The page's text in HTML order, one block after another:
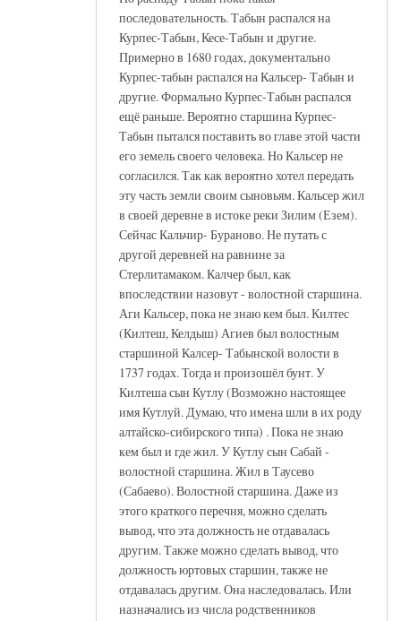
последовательность. Табын распался на
Курпес-Табын, Кесе-Табын и другие.
Примерно в 1680 годах, документально
Курпес-табын распался на Кальсер- Табын и
другие. Формально Курпес-Табын распался
ещё раньше. Вероятно старшина Курпес-
Табын пытался поставить во главе этой части
его земель своего человека. Но Кальсер не
согласился. Так как вероятно хотел передать
эту часть земли своим сыновьям. Кальсер жил
в своей деревне в истоке реки Зилим (Езем).
Сейчас Кальчир- Бураново. Не путать с
другой деревней на равнине за
Стерлитамаком. Калчер был, как
впоследствии назовут - волостной старшина.
Аги Кальсер, пока не знаю кем был. Килтес
(Килтеш, Келдыш) Агиев был волостным
старшиной Калсер- Табынской волости в
1737 годах. Тогда и произошёл бунт. У
Килтеша сын Кутлу (Возможно настоящее
имя Кутлуй. Думаю, что имена шли в их роду
алтайско-сибирского типа) . Пока не знаю
кем был и где жил. У Кутлу сын Сабай -
волостной старшина. Жил в Таусево
(Сабаево). Волостной старшина. Даже из
этого краткого перечня, можно сделать
вывод, что эта должность не отдавалась
другим. Также можно сделать вывод, что
должность юртовых старшин, также не
отдавалась другим. Она наследовалась. Или
назначались из числа родственников